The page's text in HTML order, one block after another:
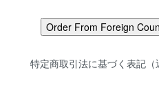
特定商取引法に基づく表記（